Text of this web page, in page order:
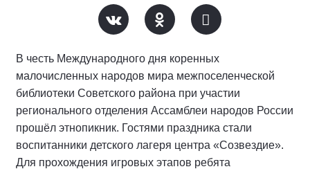
В честь Международного дня коренных
малочисленных народов мира межпоселенческой
библиотеки Советского района при участии
регионального отделения Ассамблеи народов России
прошёл этнопикник. Гостями праздника стали
воспитанники детского лагеря центра «Созвездие».
Для прохождения игровых этапов ребята